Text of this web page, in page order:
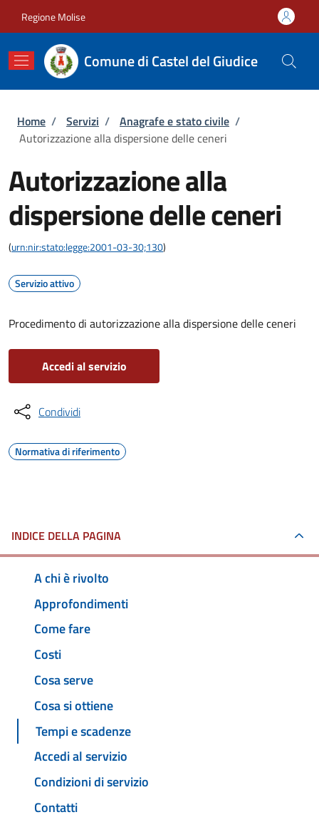
Regione Molise
Comune di Castel del Giudice
Briciole di pane
Home / Servizi / Anagrafe e stato civile /
Autorizzazione alla dispersione delle ceneri
Autorizzazione alla
dispersione delle ceneri
(urn:nir:stato:legge:2001-03-30;130)
Servizio attivo
Procedimento di autorizzazione alla dispersione delle ceneri
Accedi al servizio
Condividi
Normativa di riferimento
INDICE DELLA PAGINA
A chi è rivolto
Approfondimenti
Come fare
Costi
Cosa serve
Cosa si ottiene
Tempi e scadenze
Accedi al servizio
Condizioni di servizio
Contatti